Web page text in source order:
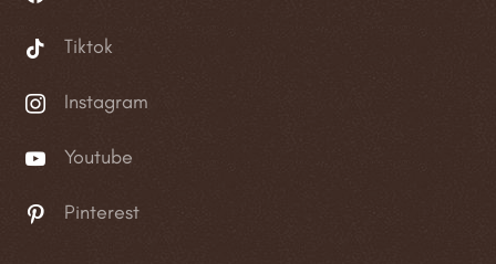
Tiktok
Instagram
Youtube
Pinterest